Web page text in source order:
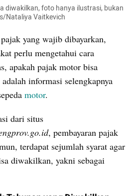
diwakilkan, foto hanya ilustrasi, bukan
Nataliya Vaitkevich
yang wajib dibayarkan,
perlu mengetahui cara
apakah pajak motor bisa
informasi selengkapnya
motor.
, pembayaran pajak
terdapat sejumlah syarat agar
diwakilkan, yakni sebagai